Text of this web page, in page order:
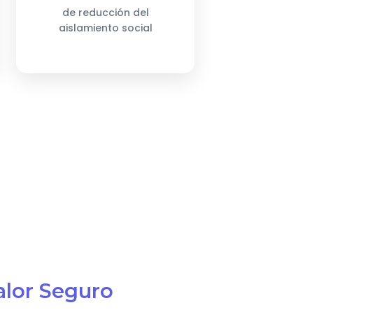
de reducción del
aislamiento social
Seguro